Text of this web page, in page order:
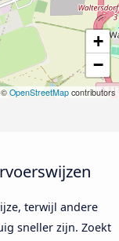
+
−
©OpenStreetMap contributors
terwijl andere
sneller zijn. Zoekt